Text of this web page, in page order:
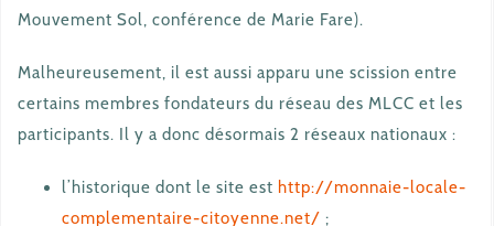
Mouvement Sol, conférence de Marie Fare).
Malheureusement, il est aussi apparu une scission entre
certains membres fondateurs du réseau des MLCC et les
participants. Il y a donc désormais 2 réseaux nationaux :
l’historique dont le site est http://monnaie-locale-
complementaire-citoyenne.net/ ;